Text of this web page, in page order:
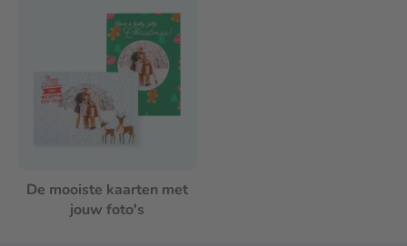
De mooiste kaarten met
jouw foto's